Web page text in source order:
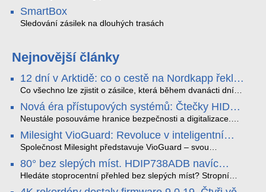
SmartBox
Sledování zásilek na dlouhých trasách
Nejnovější články
12 dní v Arktidě: co o cestě na Nordkapp řekla
data ze SMARTBOX 2 MAX
Co všechno lze zjistit o zásilce, která během dvanácti dní
projede Arktidou? SMARTBOX 2 MAX jsme vzali na trasu z
Tromsø přes Lofoty, Kirunu a finské Laponsko až na
Nordkapp. Bez jediného dobití, v mrazu až −13 °C a mimo
otřesy i náklon. Výsledkem není jen čára na mapě, ale
podrobný datový příběh celé cesty.
Nová éra přístupových systémů: Čtečky HID
Signo
Neustále posouváme hranice bezpečnosti a digitalizace.
v oblasti kontroly přístupu – moderní a vysoce univerzální
čtečky HID Signo.
Milesight VioGuard: Revoluce v inteligentní
detekci dopravních přestupků
Společnost Milesight představuje VioGuard – svou
dopravních přestupků. Tento systém, poháněný
sofistikovanými algoritmy umělé inteligence (AI), je navržen
tak, aby poskytoval komplexní nástroje pro vymáhání
80° bez slepých míst. HDIP738ADB navíc
streamuje na YouTube – bez PC.
Hledáte stoprocentní přehled bez slepých míst? Stropní
panoramatická kamera HDIP738ADB skládá obraz ze dvou